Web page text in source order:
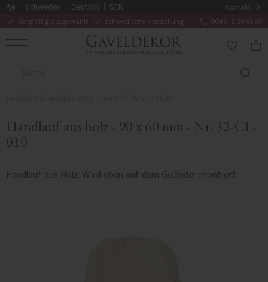
Kontakt
Sorgfältig ausgewählt Schwedische Herstellung 0046 18 20 61 20
Schweden Deutsch
SEK
MENÜ
Handlauf aus holz - 90 x 60 mm - Nr. 32-CL-
010
Handlauf aus Holz. Wird oben auf dem Geländer montiert.